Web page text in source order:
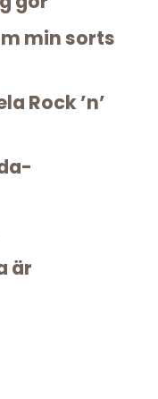
min sorts
Rock ’n’
är